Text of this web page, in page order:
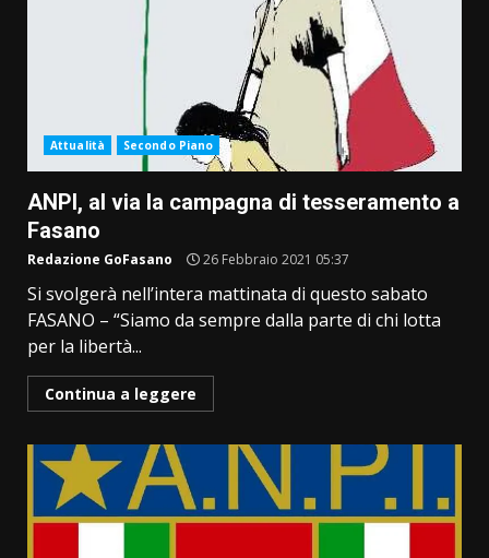
Attualità Secondo Piano
ANPI, al via la campagna di tesseramento a
Fasano
Redazione GoFasano 26 Febbraio 2021 05:37
Si svolgerà nell’intera mattinata di questo sabato
FASANO – “Siamo da sempre dalla parte di chi lotta
per la libertà...
Continua a leggere